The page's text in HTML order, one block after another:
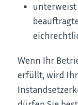
unterweist
Wenn Ihr
erfüllt, wird